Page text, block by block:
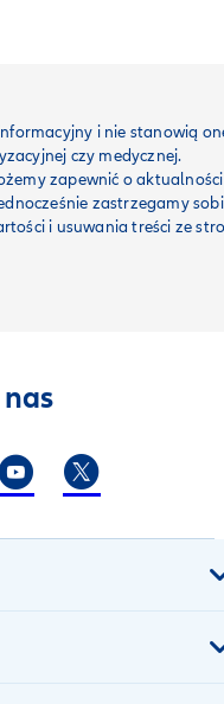
i nie stanowią
czy medycznej.
zapewnić o aktualności
zastrzegamy
i usuwania treści ze
nas